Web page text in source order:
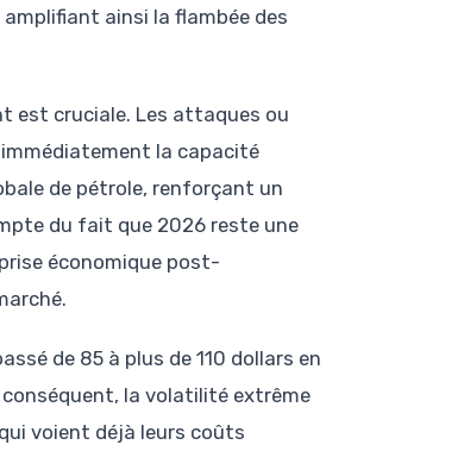
ainsi la flambée des
est cruciale. Les attaques ou
la capacité
de pétrole, renforçant un
du fait que 2026 reste une
économique post-
de 85 à plus de 110 dollars en
la volatilité extrême
voient déjà leurs coûts